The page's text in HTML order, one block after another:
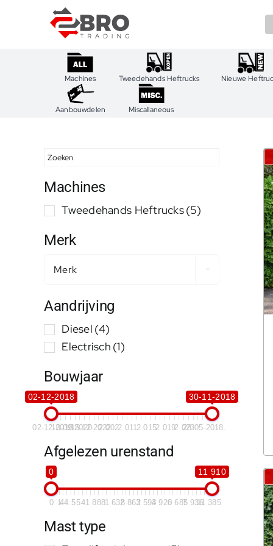
Machines Tweedehands Heftrucks Nieuwe
Aanbouwdelen Miscallaneous
Machines
Tweedehands Heftrucks(5)
Merk
Merk
Aandrijving
Diesel (4)
Electrisch (1)
Bouwjaar
02-12-2018 30-11-2018
02-12-2018
10-09-2020
15-12-2022
2 0022 0112 0152 0192 023
28-05-2018.
Afgelezen urenstand
0 11 910
0 144.5541 8881 6382 8623 5934 9206 6857 93611 385
Mast type